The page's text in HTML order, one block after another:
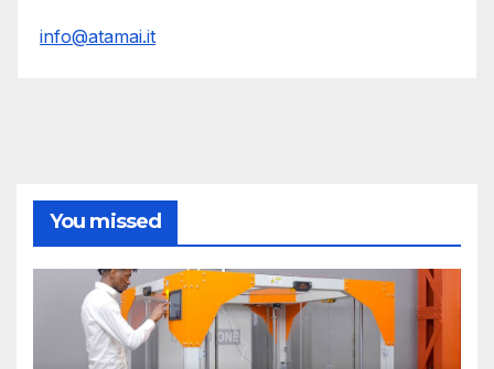
info@atamai.it
You missed